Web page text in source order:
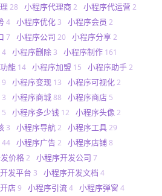
28 小程序代理商2 小程序代运营2
4 小程序优化 3 小程序会员 2
7 小程序公司 20 小程序分享2
4 小程序删除 3 小程序制作 161
能 14 小程序加盟 15 小程序助手2
9 小程序变现 13 小程序可视化2
3 小程序商城88 小程序商店 5
5 小程序多少钱 12 小程序头像 2
3 小程序导航2 小程序工具29
44 小程序广告2 小程序店铺8
价格2 小程序开发公司 7
发平台 3 小程序开发文档 4
店9 小程序引流4 小程序弹窗 4